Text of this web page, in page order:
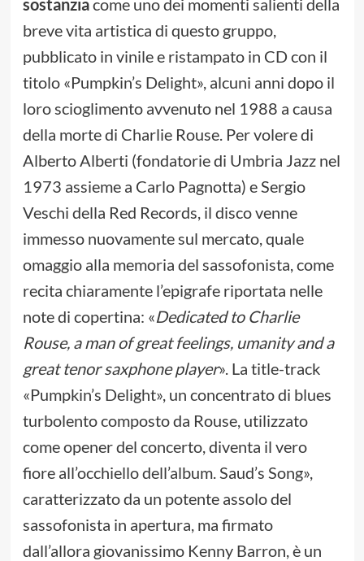
breve vita artistica di questo gruppo,
pubblicato in vinile e ristampato in CD con il
titolo «Pumpkin’s Delight», alcuni anni dopo il
loro scioglimento avvenuto nel 1988 a causa
della morte di Charlie Rouse. Per volere di
Alberto Alberti (fondatorie di Umbria Jazz nel
1973 assieme a Carlo Pagnotta) e Sergio
Veschi della Red Records, il disco venne
immesso nuovamente sul mercato, quale
omaggio alla memoria del sassofonista, come
recita chiaramente l’epigrafe riportata nelle
note di copertina: «Dedicated to Charlie
Rouse, a man of great feelings, umanity and a
great tenor saxphone player». La title-track
«Pumpkin’s Delight», un concentrato di blues
turbolento composto da Rouse, utilizzato
come opener del concerto, diventa il vero
fiore all’occhiello dell’album. Saud’s Song»,
caratterizzato da un potente assolo del
sassofonista in apertura, ma firmato
dall’allora giovanissimo Kenny Barron, è un